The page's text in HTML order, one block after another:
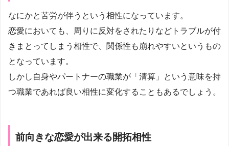
なにかと苦労が伴うという相性になっています。
恋愛においても、周りに反対をされたりなどトラブルが付
きまとってしまう相性で、関係性も崩れやすいというもの
となっています。
しかし自身やパートナーの職業が「清算」という意味を持
つ職業であれば良い相性に変化することもあるでしょう。
前向きな恋愛が出来る開拓相性